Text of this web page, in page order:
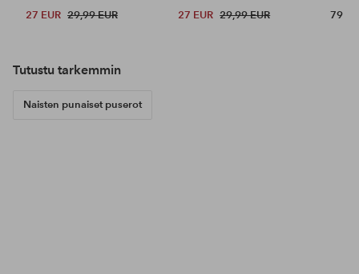
27 EUR 29,99 EUR
27 EUR 29,99 EUR
79
Tutustu tarkemmin
Naisten punaiset puserot